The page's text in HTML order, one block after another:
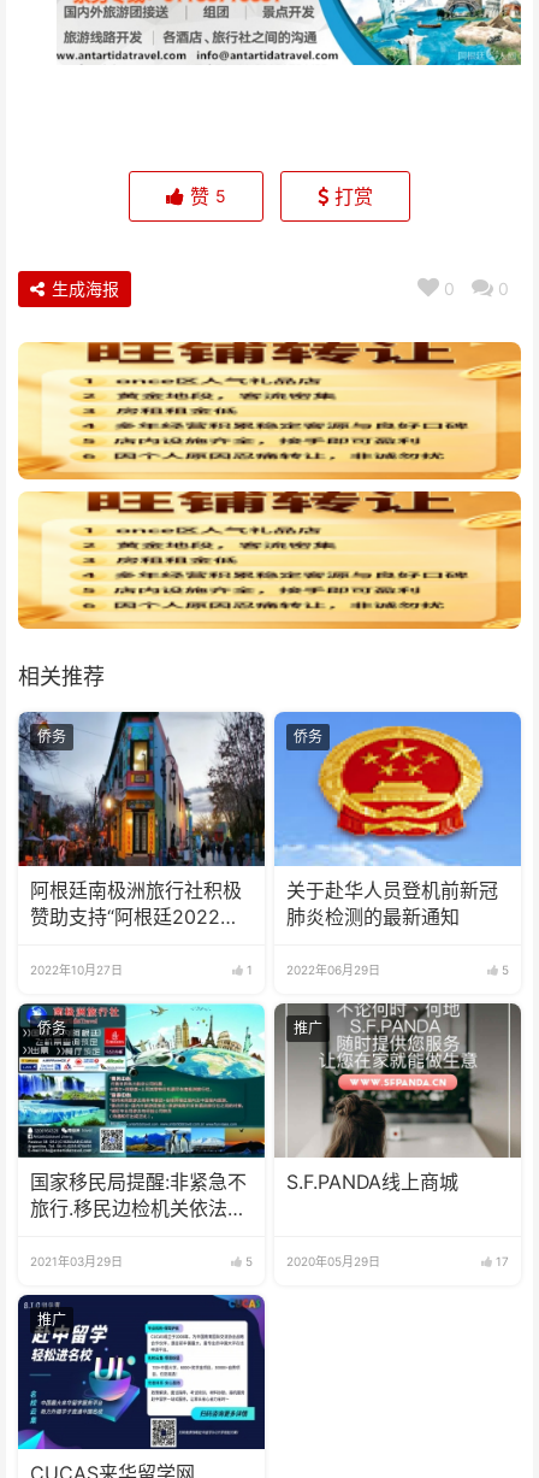
赞 5 打赏
0 0
生成海报
相关推荐
侨务
阿根廷南极洲旅行社积极
赞助支持“阿根廷2022移
2022年10月27日 1
侨务
关于赴华人员登机前新冠
肺炎检测的最新通知
2022年06月29日 5
侨务
国家移民局提醒:非紧急不
旅行.移民边检机关依法拦
员出
2021年03月29日 5
推广
S.F.PANDA线上商城
2020年05月29日 17
推广